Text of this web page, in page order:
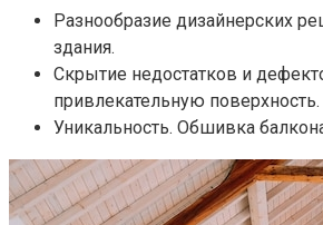
Разнообразие дизайнерских
здания.​
Скрытие недостатков и
привлекательную поверхность.​
Уникальность.​ Обшивка